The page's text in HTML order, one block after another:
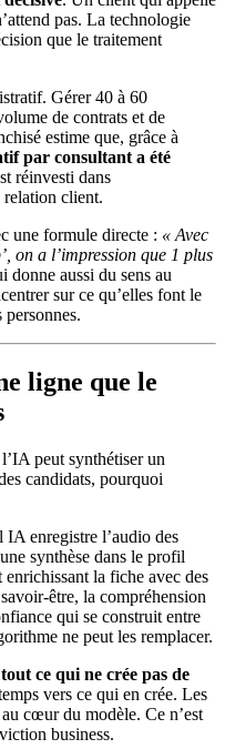
pas. La technologie
que le traitement
Gérer 40 à 60
de contrats et de
estime que, grâce à
par consultant a été
réinvesti dans
relation client.
une formule directe : « Avec
on a l’impression que 1 plus
aussi du sens au
sur ce qu’elles font le
ligne que le
peut synthétiser un
candidats, pourquoi
enregistre l’audio des
synthèse dans le profil
la fiche avec des
être, la compréhension
qui se construit entre
ne peut les remplacer.
ce qui ne crée pas de
vers ce qui en crée. Les
cœur du modèle. Ce n’est
business.